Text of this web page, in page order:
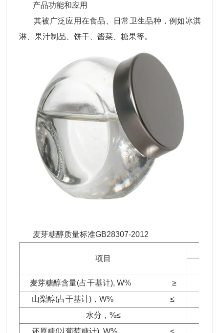
产品功能和应用
其被广泛应用在食品、日常卫生品种，例如冰淇
淋、果汁制品、饼干、酱菜、糖果等。
麦芽糖醇质量标准GB28307-2012
项目
麦芽糖醇含量(占干基计), W% ≥
山梨醇(占干基计)，W% ≤
水分，%≤
还原糖(以葡萄糖计), W% ≤